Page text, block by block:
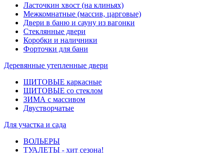
Ласточкин хвост (на клиньях)
Межкомнатные (массив, царговые)
Двери в баню и сауну из вагонки
Стеклянные двери
Коробки и наличники
Форточки для бани
Деревянные утепленные двери
ЩИТОВЫЕ каркасные
ЩИТОВЫЕ со стеклом
ЗИМА с массивом
Двустворчатые
Для участка и сада
ВОЛЬЕРЫ
ТУАЛЕТЫ - хит сезона!